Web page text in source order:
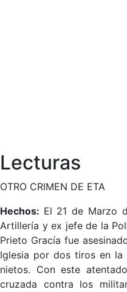
Lecturas
OTRO CRIMEN DE ETA
Hechos: El 21 de Marzo
Artillería y ex jefe de la
Prieto Gracía fue
Iglesia por dos tiros en
nietos. Con este
cruzada contra los